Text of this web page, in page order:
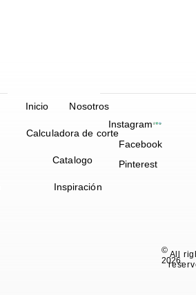
Inicio Nosotros
Calculadora de corte
Catalogo
Inspiración
©
2026.
All
Instagram
Facebook
Pinterest